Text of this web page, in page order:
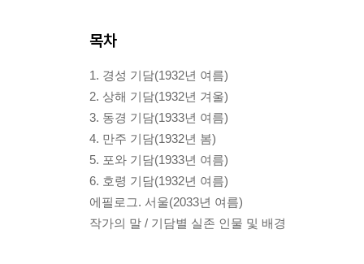
목차
1. 경성 기담(1932년 여름)
2. 상해 기담(1932년 겨울)
3. 동경 기담(1933년 여름)
4. 만주 기담(1932년 봄)
5. 포와 기담(1933년 여름)
6. 호령 기담(1932년 여름)
에필로그. 서울(2033년 여름)
작가의 말 / 기담별 실존 인물 및 배경